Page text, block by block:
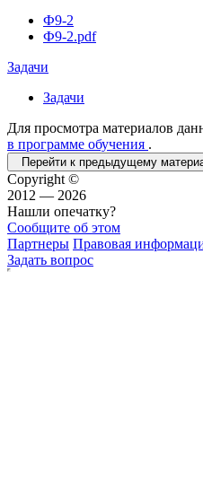
Ф9-2
Ф9-2.pdf
Задачи
Задачи
Для просмотра материалов
в программе обучения .
Перейти к предыдущему
Copyright ©
2012 — 2026
Нашли опечатку?
Сообщите об этом
Партнеры Правовая
Задать вопрос